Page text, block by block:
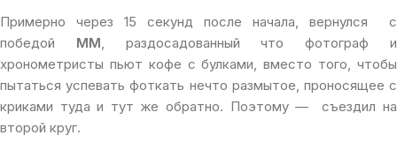
Примерно через 15 секунд после начала, вернулся с
победой ММ , раздосадованный что фотограф и
хронометристы пьют кофе с булками, вместо того, чтобы
пытаться успевать фоткать нечто размытое, проносящее с
криками туда и тут же обратно. Поэтому — съездил на
второй круг.